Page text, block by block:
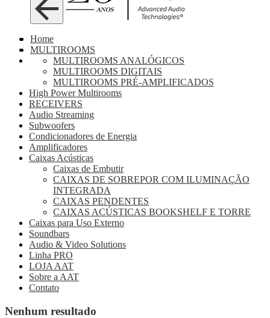
Home
MULTIROOMS
MULTIROOMS ANALÓGICOS
MULTIROOMS DIGITAIS
MULTIROOMS PRÉ-AMPLIFICADOS
High Power Multirooms
RECEIVERS
Audio Streaming
Subwoofers
Condicionadores de Energia
Amplificadores
Caixas Acústicas
Caixas de Embutir
CAIXAS DE SOBREPOR COM ILUMINAÇÃO
INTEGRADA
CAIXAS PENDENTES
CAIXAS ACÚSTICAS BOOKSHELF E TORRE
Caixas para Uso Externo
Soundbars
Audio & Video Solutions
Linha PRO
LOJA AAT
Sobre a AAT
Contato
Nenhum resultado